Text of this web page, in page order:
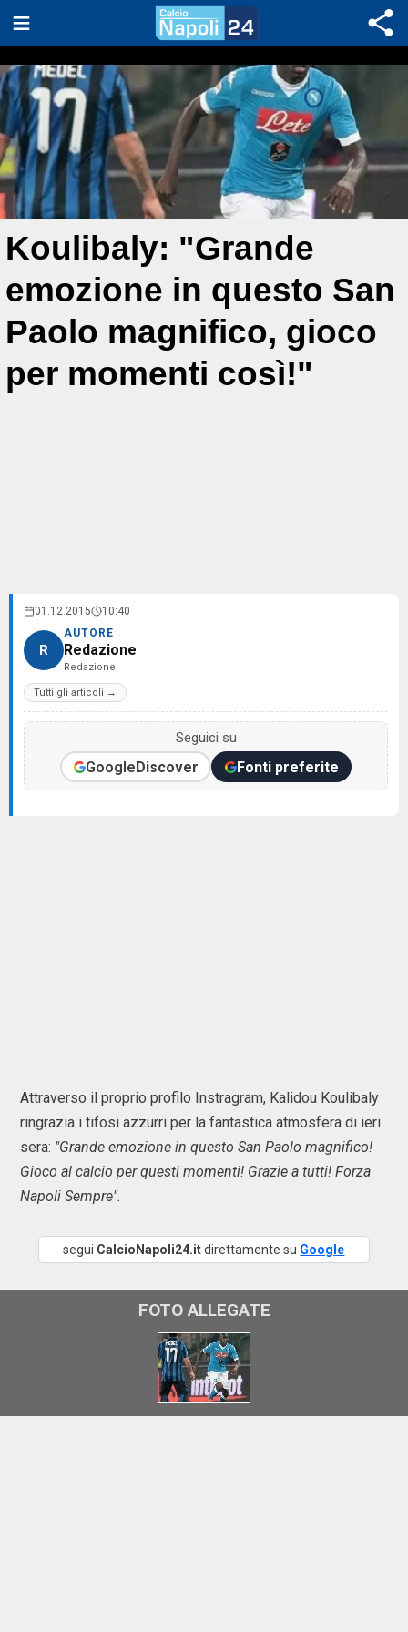
Koulibaly: "Grande
emozione in questo San
Paolo magnifico, gioco
per momenti così!"
01.12.2015 10:40
R
AUTORE
Redazione
Redazione
Tutti gli articoli →
Seguici su
GoogleDiscover Fonti preferite
Attraverso il proprio profilo Instragram, Kalidou Koulibaly
ringrazia i tifosi azzurri per la fantastica atmosfera di ieri
sera: "Grande emozione in questo San Paolo magnifico!
Gioco al calcio per questi momenti! Grazie a tutti! Forza
Napoli Sempre".
segui CalcioNapoli24.itdirettamente su Google
FOTO ALLEGATE